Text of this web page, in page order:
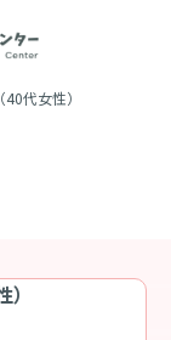
代女性）